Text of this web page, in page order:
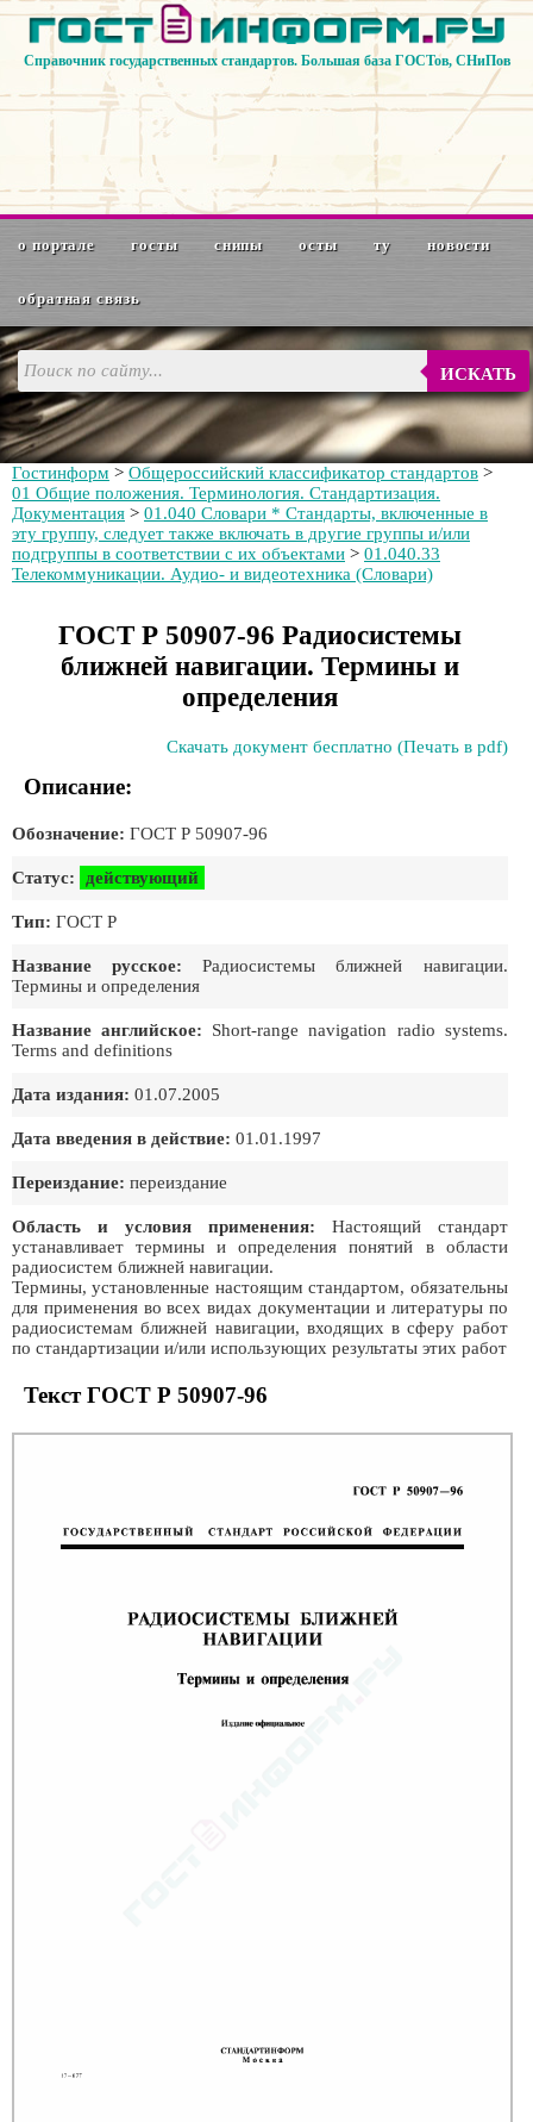
Справочник государственных стандартов. Большая база ГОСТов, СНиПов
о портале госты снипы осты ту новости
обратная связь
ИСКАТЬ
Гостинформ > Общероссийский классификатор стандартов >
01 Общие положения. Терминология. Стандартизация.
Документация > 01.040 Словари * Стандарты, включенные в
эту группу, следует также включать в другие группы и/или
подгруппы в соответствии с их объектами > 01.040.33
Телекоммуникации. Аудио- и видеотехника (Словари)
ГОСТ Р 50907-96 Радиосистемы
ближней навигации. Термины и
определения
Скачать документ бесплатно (Печать в pdf)
Описание:
Обозначение: ГОСТ Р 50907-96
Статус: действующий
Тип: ГОСТ Р
Название русское: Радиосистемы ближней навигации.
Термины и определения
Название английское: Short-range navigation radio systems.
Terms and definitions
Дата издания: 01.07.2005
Дата введения в действие: 01.01.1997
Переиздание: переиздание
Область и условия применения: Настоящий стандарт
устанавливает термины и определения понятий в области
радиосистем ближней навигации.
Термины, установленные настоящим стандартом, обязательны
для применения во всех видах документации и литературы по
радиосистемам ближней навигации, входящих в сферу работ
по стандартизации и/или использующих результаты этих работ
Текст ГОСТ Р 50907-96